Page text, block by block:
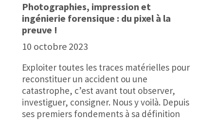
Photographies, impression et
ingénierie forensique : du pixel à la
preuve !
10 octobre 2023
Exploiter toutes les traces matérielles pour
reconstituer un accident ou une
catastrophe, c’est avant tout observer,
investiguer, consigner. Nous y voilà. Depuis
ses premiers fondements à sa définition